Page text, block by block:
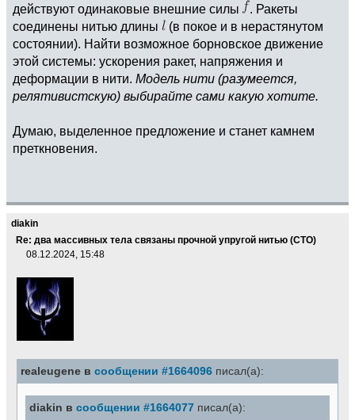
действуют одинаковые внешние силы
. Ракеты
соединены нитью длины
(в покое и в нерастянутом
состоянии). Найти возможное борновское движение
этой системы: ускорения ракет, напряжения и
деформации в нити. Модель нити (разумеется,
релятивистскую) выбирайте сами какую хотите.
Думаю, выделенное предложение и станет камнем
преткновения.
diakin
Re: два массивных тела связаны прочной упругой нитью (СТО)
08.12.2024, 15:48
realeugene в сообщении #1664096 писал(а):
diakin в сообщении #1664077 писал(а):